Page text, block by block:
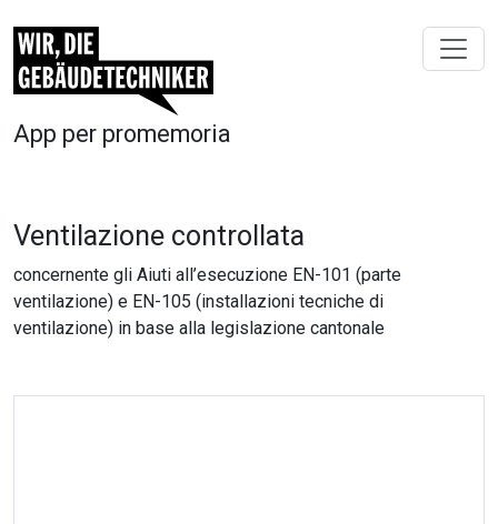
App per promemoria
Ventilazione controllata
concernente gli Aiuti all’esecuzione EN-101 (parte
ventilazione) e EN-105 (installazioni tecniche di
ventilazione) in base alla legislazione cantonale